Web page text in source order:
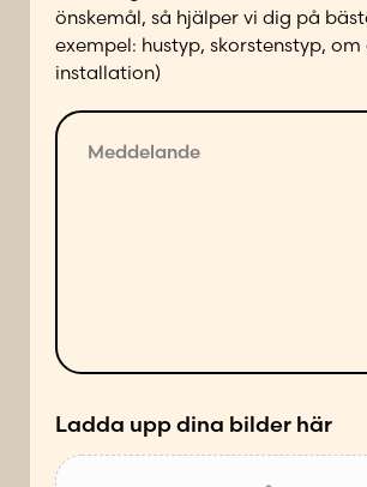
p
å
f
ö
l
t
*
önskemål, så hjälper vi dig på
exempel: hustyp, skorstenstyp, om
installation)
M
d
e
Ladda upp dina bilder här